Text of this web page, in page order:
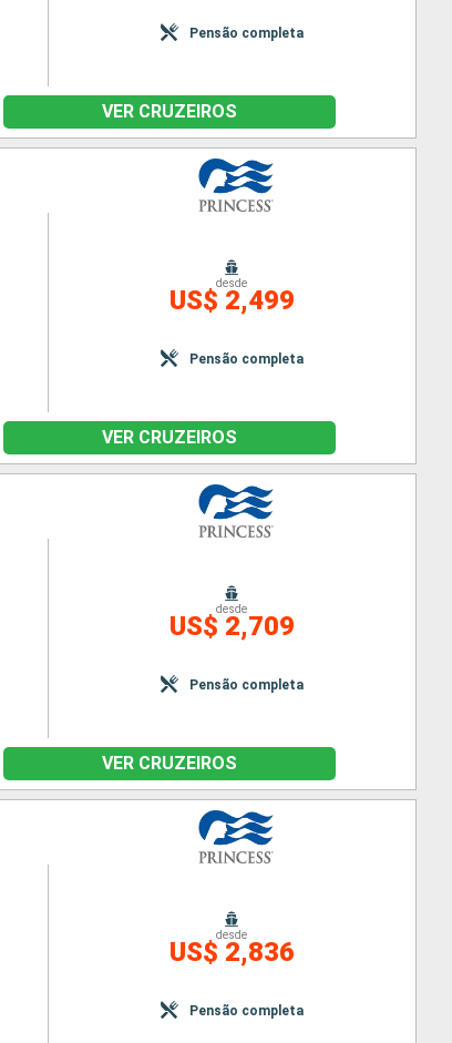
Pensão completa
VER CRUZEIROS
desde
US$ 2,499
Pensão completa
VER CRUZEIROS
desde
US$ 2,709
Pensão completa
VER CRUZEIROS
desde
US$ 2,836
Pensão completa